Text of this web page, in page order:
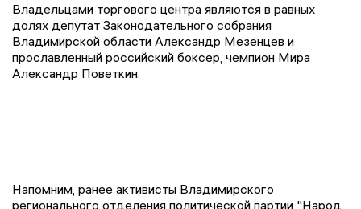
Владельцами торгового центра являются в равных
долях депутат Законодательного собрания
Владимирской области Александр Мезенцев и
прославленный российский боксер, чемпион Мира
Александр Поветкин.
Напомним, ранее активисты Владимирского
регионального отделения политической партии "Народ